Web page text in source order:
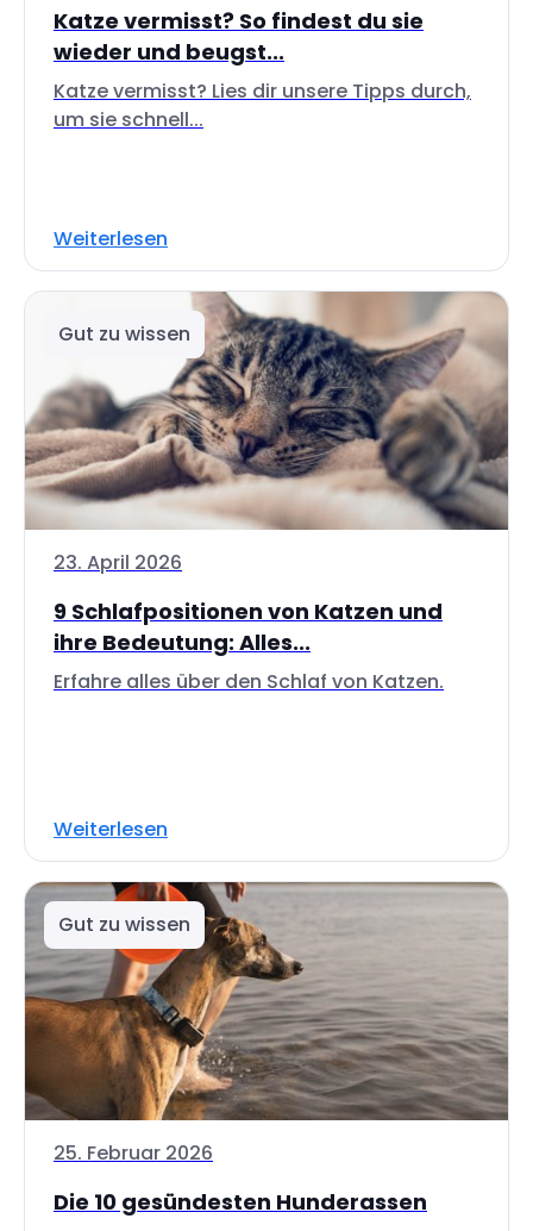
Katze vermisst? So findest du sie
wieder und beugst...
Katze vermisst? Lies dir unsere Tipps durch,
um sie schnell...
Weiterlesen
Gut zu wissen
23. April 2026
9 Schlafpositionen von Katzen und
ihre Bedeutung: Alles...
Erfahre alles über den Schlaf von Katzen.
Weiterlesen
Gut zu wissen
25. Februar 2026
Die 10 gesündesten Hunderassen